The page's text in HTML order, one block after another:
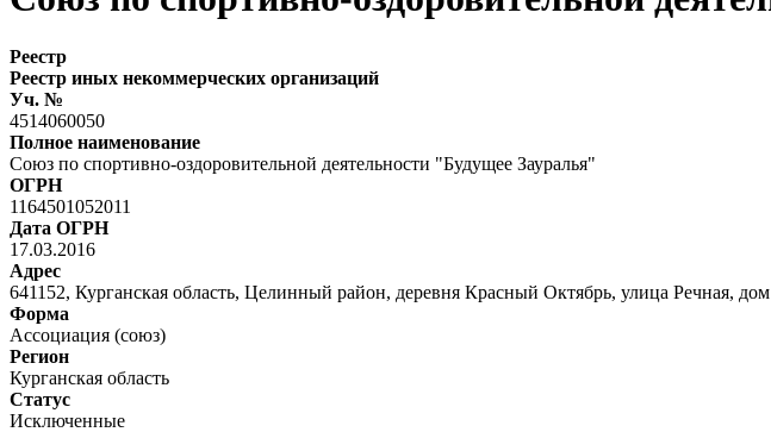
Реестр
Реестр иных некоммерческих организаций
Уч. №
4514060050
Полное наименование
Союз по спортивно-оздоровительной деятельности "Будущее Зауралья"
ОГРН
1164501052011
Дата ОГРН
17.03.2016
Адрес
641152, Курганская область, Целинный район, деревня Красный Октябрь, улица Речная,
Форма
Ассоциация (союз)
Регион
Курганская область
Статус
Исключенные